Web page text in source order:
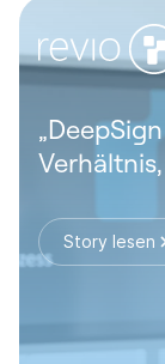
Story lesen